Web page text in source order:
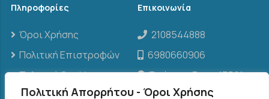
Πολιτική Απορρήτου - Όροι Χρήσης
Πληροφορίες
Όροι Χρήσης
Πολιτική Επιστροφών
Πολιτική Cookies
Επικοινωνία
2108544888
6980660906
Σπάρτης 3, τ.κ. 13561,
Άγιοι Ανάργυροι